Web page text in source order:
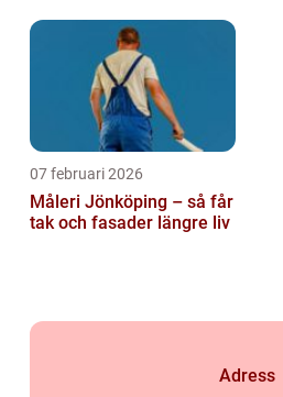
07 februari 2026
Måleri Jönköping – så får
tak och fasader längre liv
Adress